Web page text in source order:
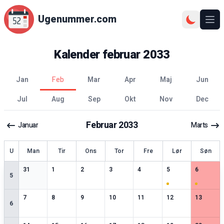
Ugenummer.com
Kalenderfebruar2033
jan feb mar apr maj
jun
jul
aug sep okt nov dec
Januar Februar2033 Marts
Uge Man Tir Ons Tor Fre Lør Søn
5
31
0særlige datoer
10 særlige datoer
2
0særlige datoer
3
0særlige datoer
4
0særlige datoer
5
1særlige datoer
6
1særlige
6
7
0særlige datoer
8
0særlige datoer
9
0særlige datoer
10
0særlige datoer
11
0særlige datoer
12
0særlige datoer
13
0særlige